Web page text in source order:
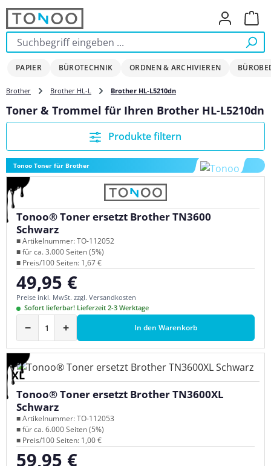
Zum Hauptinhalt springen
PAPIER BÜROTECHNIK ORDNEN & ARCHIVIEREN
Brother Brother HL-L Brother HL-L5210dn
Toner & Trommel für Ihren Brother HL-L5210dn
Produkte filtern
Tonoo Toner für Brother
Tonoo® Toner ersetzt Brother TN3600
Schwarz
■ Artikelnummer: TO-112052
■ für ca. 3.000 Seiten (5%)
■ Preis/100 Seiten: 1,67 €
Regulärer Preis:
49,95 €
Preise inkl. MwSt. zzgl. Versandkosten
Sofort lieferbar! Lieferzeit 2-3 Werktage
− + In den Warenkorb
XL
Tonoo® Toner ersetzt Brother TN3600XL
Schwarz
■ Artikelnummer: TO-112053
■ für ca. 6.000 Seiten (5%)
■ Preis/100 Seiten: 1,00 €
Regulärer Preis:
59,95 €